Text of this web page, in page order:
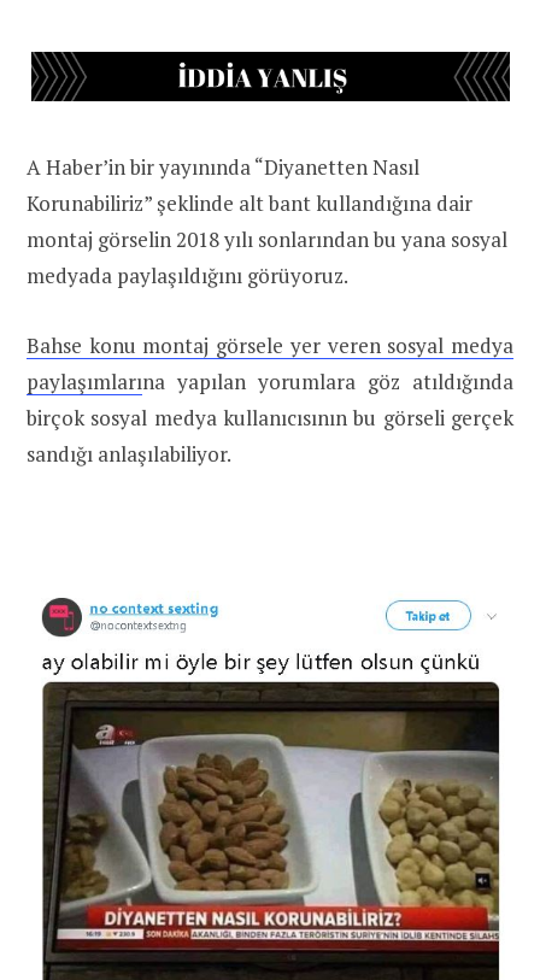
A Haber’in bir yayınında “Diyanetten Nasıl
Korunabiliriz” şeklinde alt bant kullandığına dair
montaj görselin 2018 yılı sonlarından bu yana sosyal
medyada paylaşıldığını görüyoruz.
Bahse konu montaj görsele yer veren sosyal medya
paylaşımlarına yapılan yorumlara göz atıldığında
birçok sosyal medya kullanıcısının bu görseli gerçek
sandığı anlaşılabiliyor.